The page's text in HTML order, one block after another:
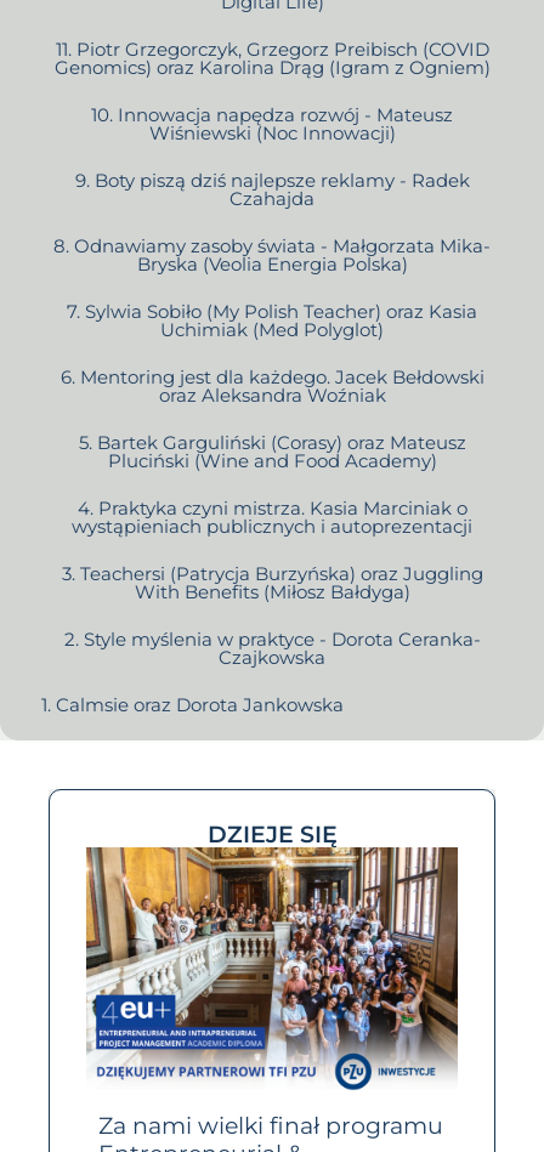
11. Piotr Grzegorczyk, Grzegorz Preibisch (COVID
Genomics) oraz Karolina Drąg (Igram z Ogniem)
10. Innowacja napędza rozwój - Mateusz
Wiśniewski (Noc Innowacji)
9. Boty piszą dziś najlepsze reklamy - Radek
Czahajda
8. Odnawiamy zasoby świata - Małgorzata Mika-
Bryska (Veolia Energia Polska)
7. Sylwia Sobiło (My Polish Teacher) oraz Kasia
Uchimiak (Med Polyglot)
6. Mentoring jest dla każdego. Jacek Bełdowski
oraz Aleksandra Woźniak
5. Bartek Garguliński (Corasy) oraz Mateusz
Pluciński (Wine and Food Academy)
4. Praktyka czyni mistrza. Kasia Marciniak o
wystąpieniach publicznych i autoprezentacji
3. Teachersi (Patrycja Burzyńska) oraz Juggling
With Benefits (Miłosz Bałdyga)
2. Style myślenia w praktyce - Dorota Ceranka-
Czajkowska
1. Calmsie oraz Dorota Jankowska
DZIEJE SIĘ
Za nami wielki finał programu